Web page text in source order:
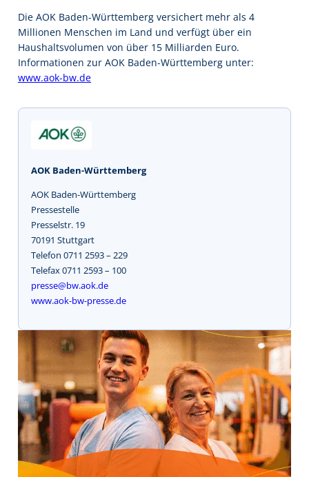
Die AOK Baden-Württemberg versichert mehr als 4
Millionen Menschen im Land und verfügt über ein
Haushaltsvolumen von über 15 Milliarden Euro.
Informationen zur AOK Baden-Württemberg unter:
www.aok-bw.de
AOK Baden-Württemberg
AOK Baden-Württemberg
Pressestelle
Presselstr. 19
70191 Stuttgart
Telefon 0711 2593 – 229
Telefax 0711 2593 – 100
presse@bw.aok.de
www.aok-bw-presse.de